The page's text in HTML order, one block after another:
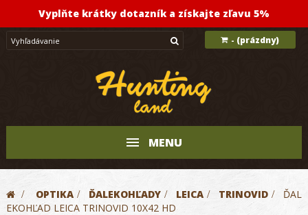
Vyplňte krátky dotazník a získajte zľavu 5%
- (prázdny)
MENU
> OPTIKA > ĎALEKOHĽADY > LEICA > TRINOVID >
ĎAL
EKOHĽAD LEICA TRINOVID 10X42 HD